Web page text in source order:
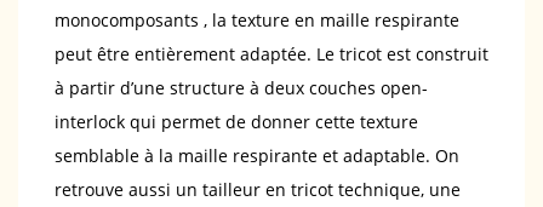
monocomposants , la texture en maille respirante
peut être entièrement adaptée. Le tricot est construit
à partir d’une structure à deux couches open-
interlock qui permet de donner cette texture
semblable à la maille respirante et adaptable. On
retrouve aussi un tailleur en tricot technique, une